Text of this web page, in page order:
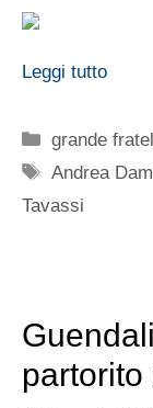
Leggi tutto
Categorie
grande
Tag
Andrea
Tavassi